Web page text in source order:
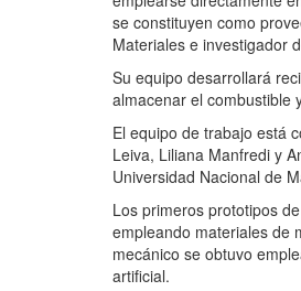
se constituyen como
Materiales e investigador
Su equipo desarrollará
almacenar el combustible
El equipo de trabajo está
Leiva, Liliana Manfredi y
Universidad Nacional de
Los primeros prototipos
empleando materiales de
mecánico se obtuvo
artificial.